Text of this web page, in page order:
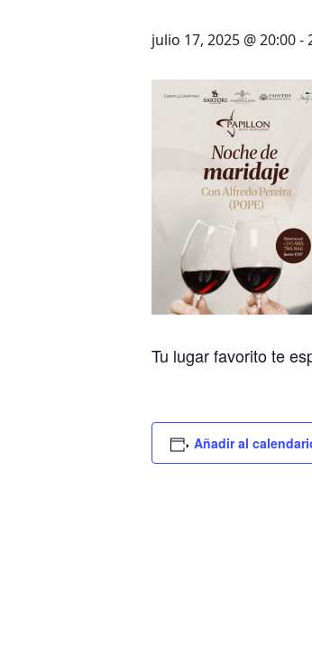
julio 17, 2025 @ 20:00-
Tu lugar favorito te
Añadir al